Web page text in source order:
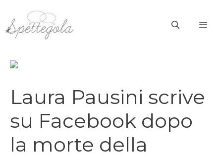
contenuto
Laura Pausini scrive
su Facebook dopo
la morte della